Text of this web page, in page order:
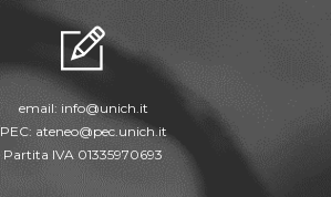
email: info@unich.it
PEC: ateneo@pec.unich.it
Partita IVA 01335970693